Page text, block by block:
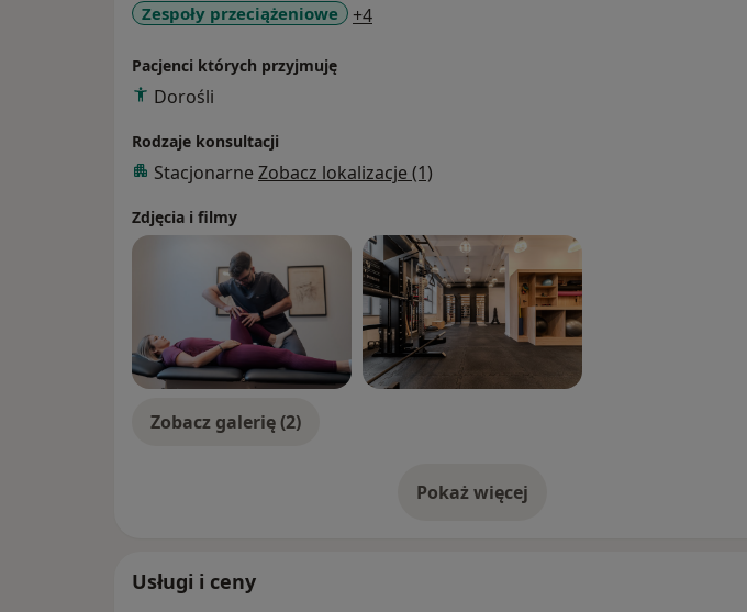
Zespoły przeciążeniowe
+4a11y_sr_more_diseases
Pacjenci których przyjmuję
Dorośli
Rodzaje konsultacji
Stacjonarne Zobacz lokalizacje (1)
Zdjęcia i filmy
Zobacz galerię (2)
Pokaż więcejo doświadczeniu
Usługi i ceny